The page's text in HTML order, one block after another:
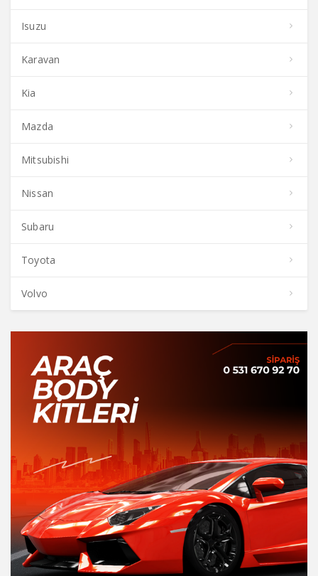
Isuzu
Karavan
Kia
Mazda
Mitsubishi
Nissan
Subaru
Toyota
Volvo